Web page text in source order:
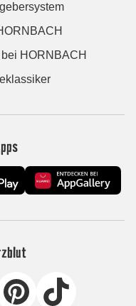
HORNBACH